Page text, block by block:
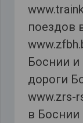
поездов
Боснии и
дороги
www.zrs-
в Боснии